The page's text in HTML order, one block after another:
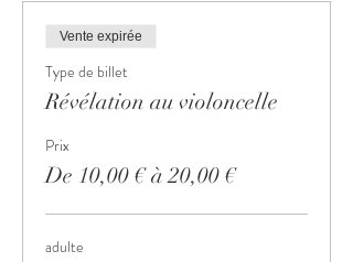
Vente expirée
Type de billet
Révélation au violoncelle
Prix
De 10,00 € à 20,00 €
adulte